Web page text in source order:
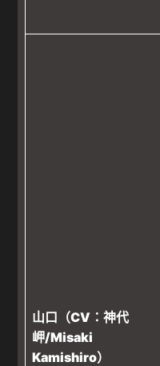
山口（CV：神代
岬/Misaki
Kamishiro）